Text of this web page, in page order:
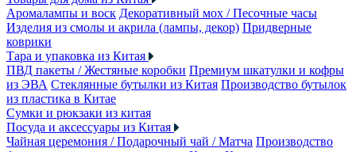
Аромалампы и воск Декоративный мох / Песочные часы
Изделия из смолы и акрила (лампы, декор) Придверные
коврики
Тара и упаковка из Китая
ПВД пакеты / Жестяные коробки Премиум шкатулки и кофры
из ЭВА Стеклянные бутылки из Китая Производство бутылок
из пластика в Китае
Сумки и рюкзаки из китая
Посуда и аксессуары из Китая
Чайная церемония / Подарочный чай / Матча Производство